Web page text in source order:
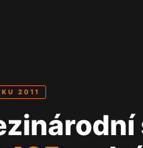
2011